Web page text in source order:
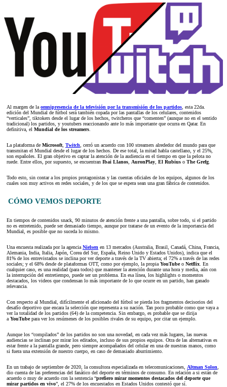
Al margen de la omnipresencia de la televisión por la transmisión de los partidos , esta 22da.
edición del Mundial de fútbol será también copada por las pantallas de los celulares, contenidos
“verticales”, tiktokers desde el lugar de los hechos, twitcheros que “comenten” (aunque no en el sentido
tradicional) los partidos, y youtubers reaccionando ante lo más importante que ocurra en Qatar. En
definitiva, el Mundial de los streamers
La plataforma de Microsoft Twitch , cerró un acuerdo con 100 streamers alrededor del mundo para que
transmitan el Mundial desde el lugar de los hechos. De ese total, la mitad habla castellano, y el 25%,
son españoles. El gran objetivo es captar la atención de la audiencia en el tiempo en que la pelota no
ruede. Entre ellos, por supuesto, se encuentran Ibai Llanos AuronPlay El Rubius o The Grefg
Todo esto, sin contar a los propios protagonistas y las cuentas oficiales de los equipos, algunos de los
cuales son muy activos en redes sociales, y de los que se espera sean una gran fábrica de contenidos.
CÓMO VEMOS DEPORTE
En tiempos de contenidos snack, 90 minutos de atención frente a una pantalla, sobre todo, si el partido
no es entretenido, puede ser demasiado tiempo, aunque por tratarse de un evento de la importancia del
Mundial, es posible que no suceda lo mismo.
Una encuesta realizada por la agencia Nielsen en 13 mercados (Australia, Brasil, Canadá, China, Francia,
Alemania, India, Italia, Japón, Corea del Sur, España, Reino Unido y Estados Unidos), indica que el
81% de los entrevistados se inclina por ver deporte a través de la TV abierta; el 72% a través de las redes
sociales; y el 68% desde de plataformas OTT, como por ejemplo, la propia YouTubeo Netflix . En
cualquier caso, es una realidad (para todos) que mantener la atención durante una hora y media, aún con
la interrupción del entretiempo, puede ser un problema. En esa línea, los highlights o momentos
destacados, los videos que condensan lo más importante de lo que ocurre en un partido, han ganado
relevancia.
Con respecto al Mundial, difícilmente el aficionado del fútbol se pierda los fragmentos decisorios del
desafío deportivo que encara la selección que representa a su nación. Tan poco probable como que vaya a
ver la totalidad de los partidos (64) de la competencia. Sin embargo, es probable que se dirija
a YouTubepara ver los resúmenes de los posibles rivales de su equipo, por citar un ejemplo.
Aunque los “compilados” de los partidos no son una novedad, en cada vez más lugares, las nuevas
audiencias se inclinan por mirar los editados, incluso de sus propios equipos. Otra de las alternativas es
estar frente a la pantalla grande, pero siempre acompañados del celular en una de nuestras manos, como
si fuera una extensión de nuestro cuerpo, en caso de demasiado aburrimiento.
En un trabajo de septiembre de 2020, la consultora especializada en telecomunicaciones, Altman Solon
dio cuenta de las preferencias del fanático del deporte en términos de consumo. En relación a si están de
acuerdo o muy de acuerdo con la sentencia “prefiero mirar momentos destacados del deporte que
mirar partidos en vivo”, el 27% de los encuestados en Estados Unidos contestó que sí.